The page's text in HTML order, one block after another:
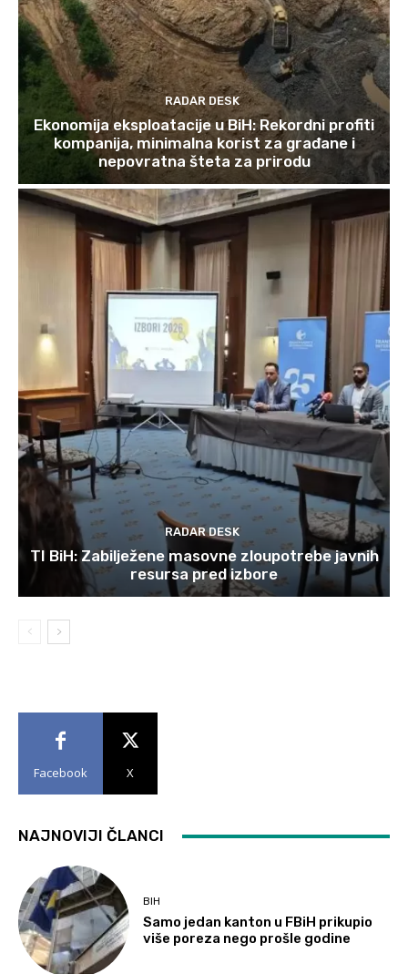
RADAR DESK
Ekonomija eksploatacije u BiH: Rekordni profiti
kompanija, minimalna korist za građane i
nepovratna šteta za prirodu
RADAR DESK
TI BiH: Zabilježene masovne zloupotrebe javnih
resursa pred izbore
Facebook X
NAJNOVIJI ČLANCI
BIH
Samo jedan kanton u FBiH prikupio
više poreza nego prošle godine